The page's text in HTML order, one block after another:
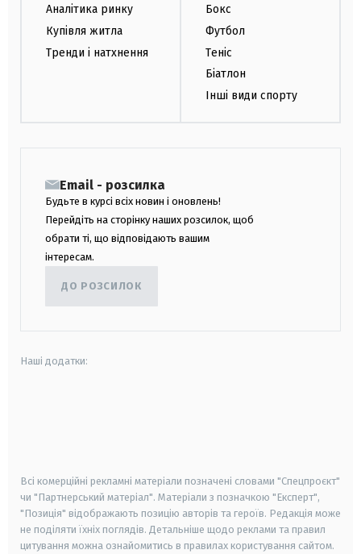
Аналітика ринку
Купівля житла
Тренди і натхнення
Бокс
Футбол
Теніс
Біатлон
Інші види спорту
Email - розсилка
Будьте в курсі всіх новин і оновлень!
Перейдіть на сторінку наших розсилок, щоб
обрати ті, що відповідають вашим
інтересам.
ДО РОЗСИЛОК
Наші додатки:
Всі комерційні рекламні матеріали позначені словами "Спецпроєкт"
чи "Партнерський матеріал". Матеріали з позначкою "Експерт",
"Позиція" відображають позицію авторів та героїв. Редакція може
не поділяти їхніх поглядів. Детальніше щодо реклами та правил
цитування можна ознайомитись в правилах користування сайтом.